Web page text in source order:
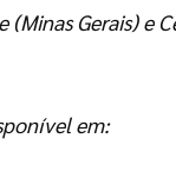
Gerais) e
em: